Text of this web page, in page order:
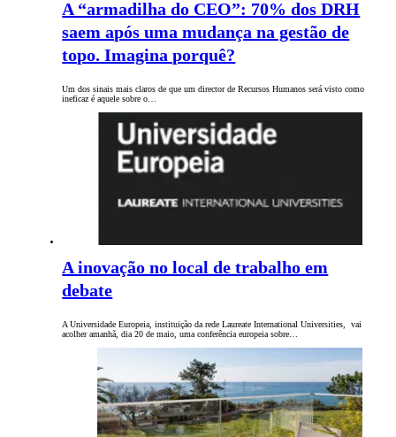
A “armadilha do CEO”: 70% dos DRH
saem após uma mudança na gestão de
topo. Imagina porquê?
Um dos sinais mais claros de que um director de Recursos Humanos será visto como
ineficaz é aquele sobre o…
A inovação no local de trabalho em
debate
A Universidade Europeia, instituição da rede Laureate International Universities, vai
acolher amanhã, dia 20 de maio, uma conferência europeia sobre…